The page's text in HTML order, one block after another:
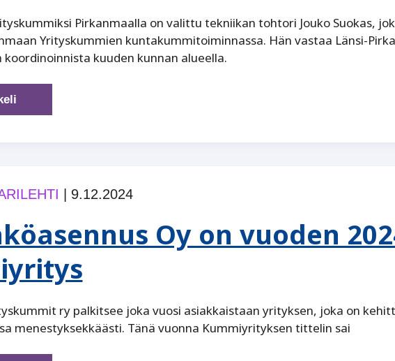
Pirkanmaalla on valittu tekniikan tohtori Jouko Suokas,
Yrityskummien kuntakummitoiminnassa. Hän vastaa Länsi-
kuuden kunnan alueella.
9.12.2024
Oy on vuoden
ry palkitsee joka vuosi asiakkaistaan yrityksen, joka on
menestyksekkäästi. Tänä vuonna Kummiyrityksen tittelin sai